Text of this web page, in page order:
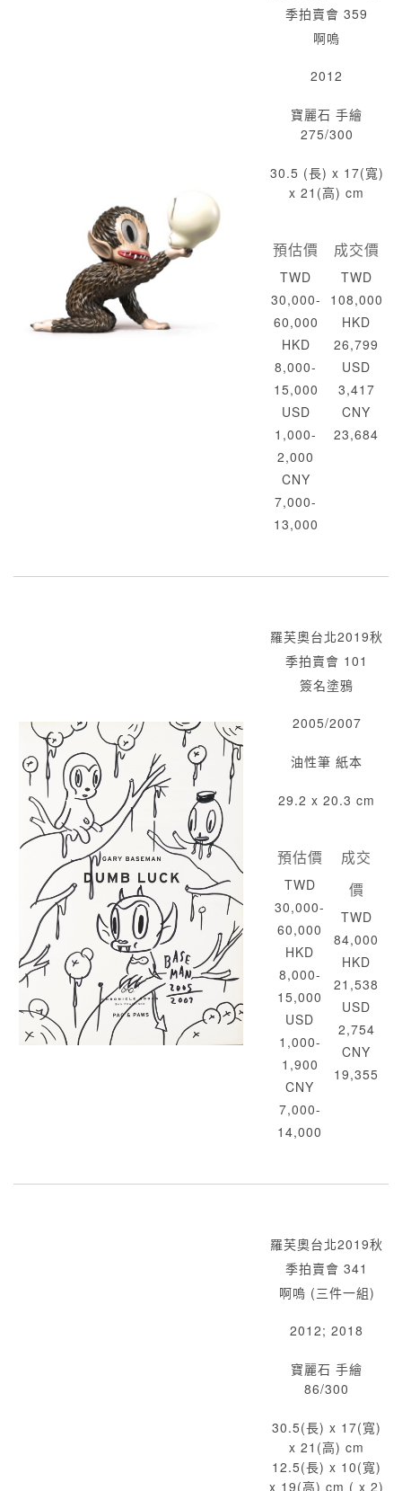
季拍賣會 359
啊嗚
2012
寶麗石 手繪
275/300
30.5 (長) x 17(寬)
x 21(高) cm
預估價
TWD
30,000-
60,000
HKD
8,000-
15,000
USD
1,000-
2,000
CNY
7,000-
13,000
成交價
TWD
108,000
HKD
26,799
USD
3,417
CNY
23,684
羅芙奧台北2019秋
季拍賣會 101
簽名塗鴉
2005/2007
油性筆 紙本
29.2 x 20.3 cm
預估價
TWD
30,000-
60,000
HKD
8,000-
15,000
USD
1,000-
1,900
CNY
7,000-
14,000
成交
價
TWD
84,000
HKD
21,538
USD
2,754
CNY
19,355
羅芙奧台北2019秋
季拍賣會 341
啊嗚 (三件一組)
2012; 2018
寶麗石 手繪
86/300
30.5(長) x 17(寬)
x 21(高) cm
12.5(長) x 10(寬)
x 19(高) cm ( x 2)